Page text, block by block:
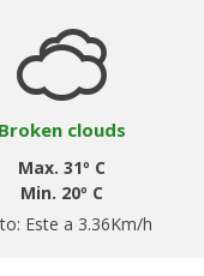
Broken clouds
Max. 31º C
Min. 20º C
Este a 3.36Km/h